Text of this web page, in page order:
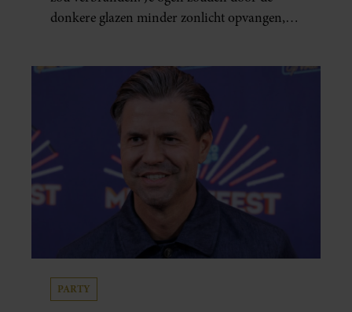
donkere glazen minder zonlicht opvangen,
ook echt? Wij zoeken uit hoe het zit.
PARTY